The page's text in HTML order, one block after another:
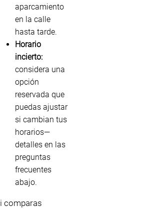
aparcamiento
en la calle
hasta tarde.
Horario
incierto:
considera una
opción
reservada que
puedas ajustar
si cambian tus
horarios—
detalles en las
preguntas
frecuentes
abajo.
comparas